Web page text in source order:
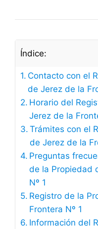
Índice:
Contacto con el
de Jerez de la
Horario del
Jerez de la
Trámites con el
de Jerez de la
Preguntas
de la Propiedad
Nº 1
Registro de la
Frontera Nº 1
Información del